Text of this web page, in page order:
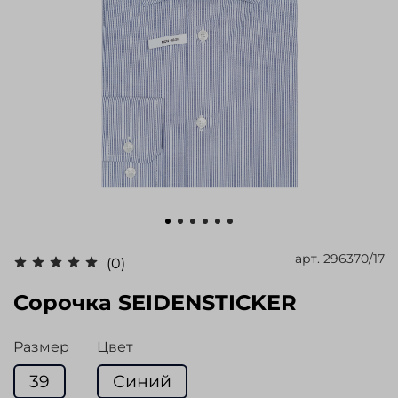
(0) арт. 296370/17
Сорочка SEIDENSTICKER
Размер
39
Цвет
Синий